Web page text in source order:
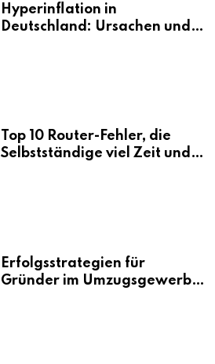
Hyperinflation in
Deutschland: Ursachen und
Top 10 Router-Fehler, die
Selbstständige viel Zeit und
Erfolgsstrategien für
Gründer im Umzugsgewerbe